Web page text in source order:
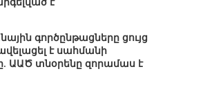
գործընթացները ցույց
է սահմանի
ԱԱԾ տնօրենը զորամաս է